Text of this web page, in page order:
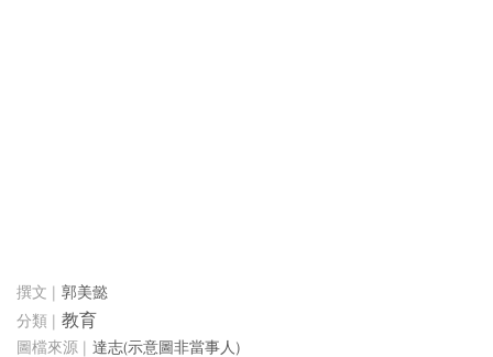
郭美懿
教育
達志(示意圖非當事人)